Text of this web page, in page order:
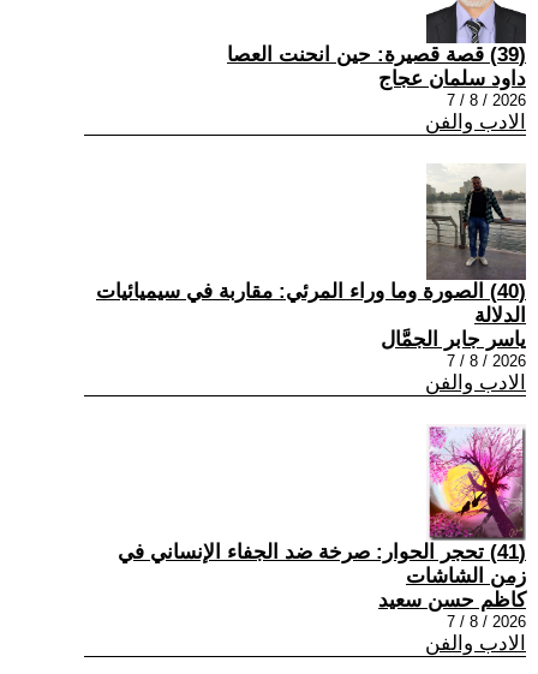
(39) قصة قصيرة: حين انحنت العصا
داود سلمان عجاج
2026 / 8 / 7
الادب والفن
(40) الصورة وما وراء المرئي: مقاربة في سيميائيات
الدلالة
ياسر جابر الجمَّال
2026 / 8 / 7
الادب والفن
(41) تحجر الحوار: صرخة ضد الجفاء الإنساني في
زمن الشاشات
كاظم حسن سعيد
2026 / 8 / 7
الادب والفن